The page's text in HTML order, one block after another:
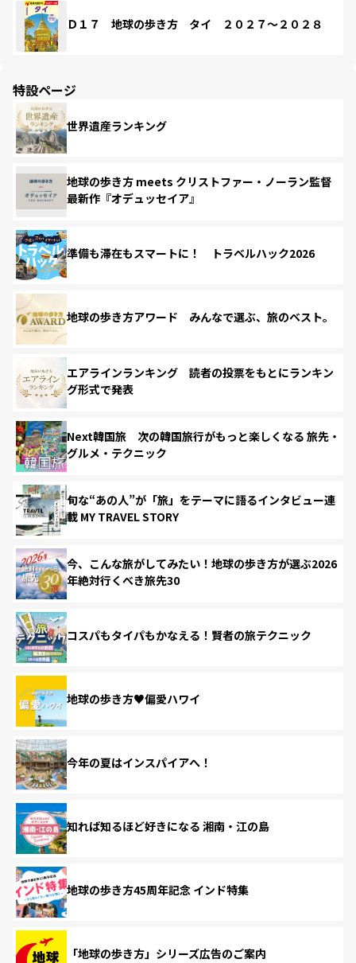
Ｄ１７ 地球の歩き方 タイ ２０２７～２０２８
特設ページ
世界遺産ランキング
地球の歩き方 meets クリストファー・ノーラン監督
最新作『オデュッセイア』
準備も滞在もスマートに！ トラベルハック2026
地球の歩き方アワード みんなで選ぶ、旅のベスト。
エアラインランキング 読者の投票をもとにランキン
グ形式で発表
Next韓国旅 次の韓国旅行がもっと楽しくなる 旅先・
グルメ・テクニック
旬な“あの人”が「旅」をテーマに語るインタビュー連
載 MY TRAVEL STORY
今、こんな旅がしてみたい！地球の歩き方が選ぶ2026
年絶対行くべき旅先30
コスパもタイパもかなえる！賢者の旅テクニック
地球の歩き方♥偏愛ハワイ
今年の夏はインスパイアへ！
知れば知るほど好きになる 湘南・江の島
地球の歩き方45周年記念 インド特集
「地球の歩き方」シリーズ広告のご案内